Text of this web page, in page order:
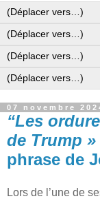
07 novembre
“Les
de Trump »
phrase de
Lors de l’une de